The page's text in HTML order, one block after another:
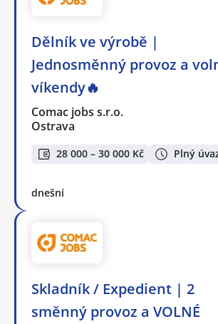
Dělník ve výrobě |
Jednosměnný provoz a
víkendy🔥
Comac jobs s.r.o.
Ostrava
28 000 – 30 000 Kč Plný
dnešní
Skladník / Expedient | 2
směnný provoz a VOLNÉ